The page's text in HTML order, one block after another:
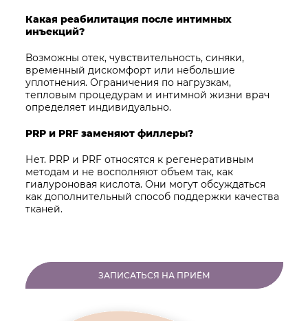
Какая реабилитация после интимных
инъекций?
Возможны отек, чувствительность, синяки,
временный дискомфорт или небольшие
уплотнения. Ограничения по нагрузкам,
тепловым процедурам и интимной жизни врач
определяет индивидуально.
PRP и PRF заменяют филлеры?
Нет. PRP и PRF относятся к регенеративным
методам и не восполняют объем так, как
гиалуроновая кислота. Они могут обсуждаться
как дополнительный способ поддержки качества
тканей.
ЗАПИСАТЬСЯ НА ПРИЁМ